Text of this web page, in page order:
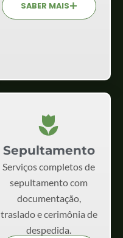
SABER MAIS
Sepultamento
Serviços completos de
sepultamento com
documentação,
traslado e cerimônia de
despedida.